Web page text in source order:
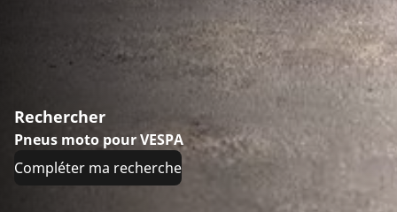
Rechercher
Pneus moto pour VESPA
Compléter ma recherche